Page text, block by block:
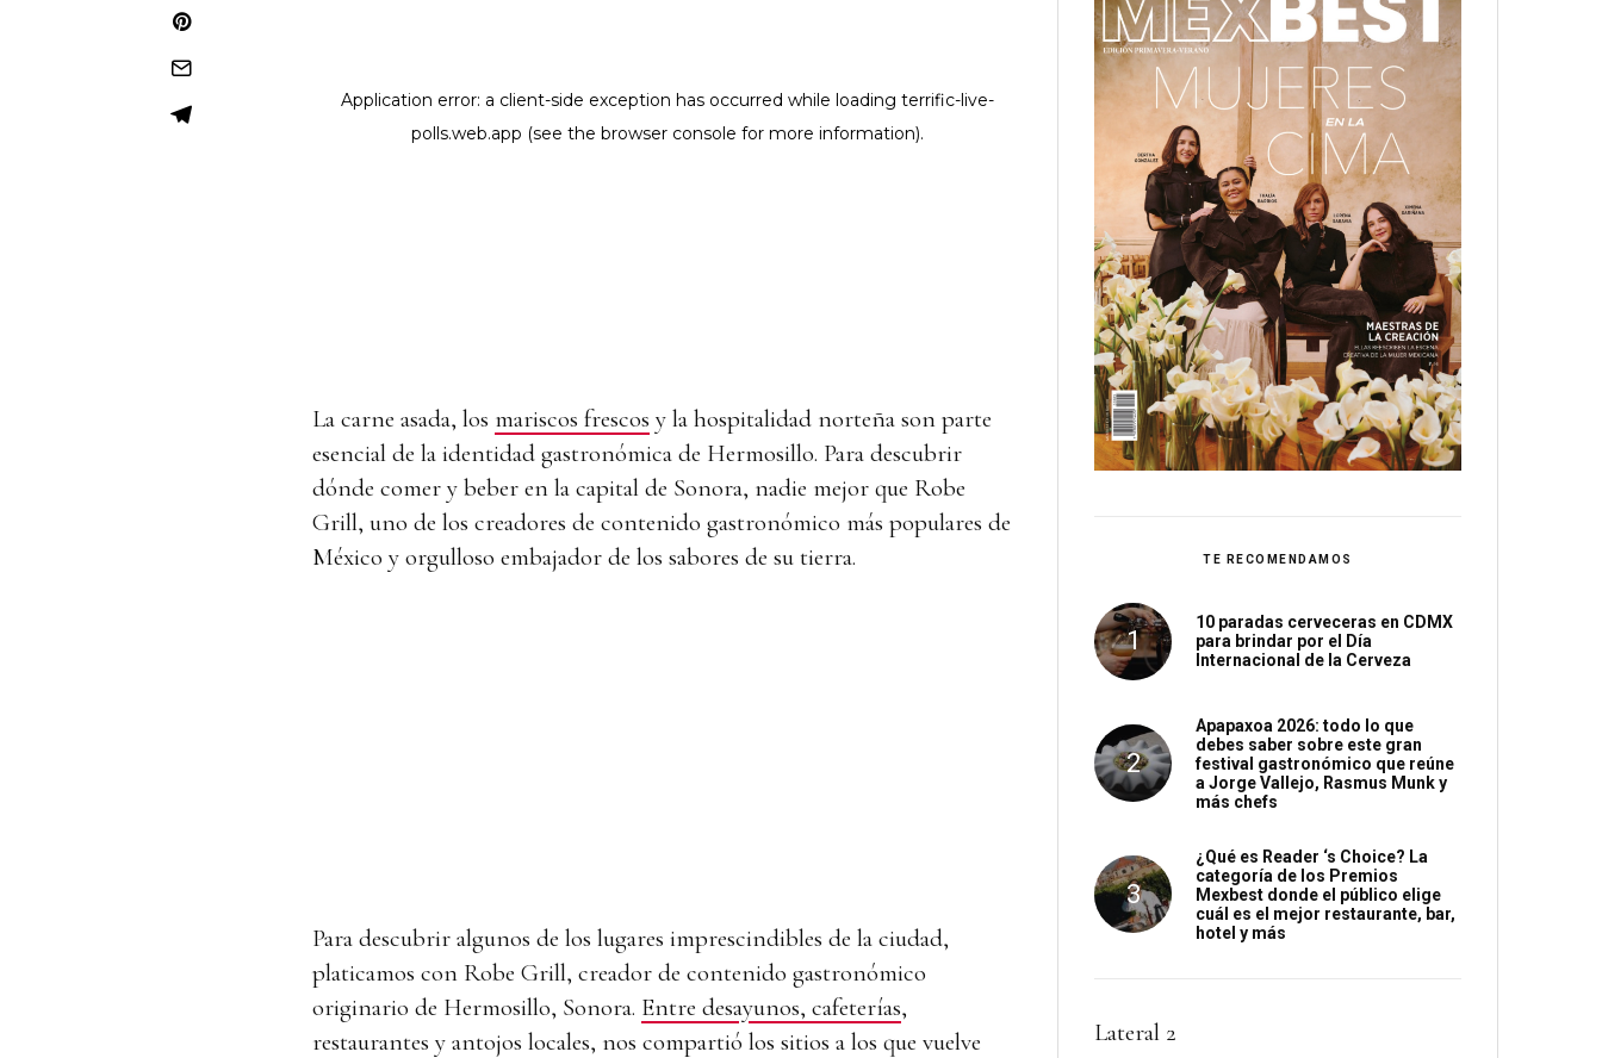
La carne asada, los mariscos frescos y la hospitalidad norteña son parte
esencial de la identidad gastronómica de Hermosillo. Para descubrir
dónde comer y beber en la capital de Sonora, nadie mejor que Robe
Grill, uno de los creadores de contenido gastronómico más populares de
México y orgulloso embajador de los sabores de su tierra.
Para descubrir algunos de los lugares imprescindibles de la ciudad,
platicamos con Robe Grill, creador de contenido gastronómico
originario de Hermosillo, Sonora. Entre desayunos, cafeterías,
restaurantes y antojos locales, nos compartió los sitios a los que vuelve
TE RECOMENDAMOS
10 paradas cerveceras en CDMX
para brindar por el Día
Internacional de la Cerveza
Apapaxoa 2026: todo lo que
debes saber sobre este gran
festival gastronómico que reúne
a Jorge Vallejo, Rasmus Munk y
más chefs
¿Qué es Reader ‘s Choice? La
categoría de los Premios
Mexbest donde el público elige
cuál es el mejor restaurante, bar,
hotel y más
Lateral 2